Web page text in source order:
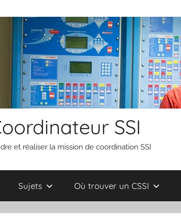
SSI
et réaliser la mission de coordination SSI
Sujets Où trouver un CSSI